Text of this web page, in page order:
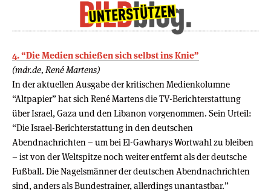
4. “Die Medien schießen sich selbst ins Knie”
(mdr.de, René Martens)
In der aktuellen Ausgabe der kritischen Medienkolumne
“Altpapier” hat sich René Martens die TV-Berichterstattung
über Israel, Gaza und den Libanon vorgenommen. Sein Urteil:
“Die Israel-Berichterstattung in den deutschen
Abendnachrichten – um bei El-Gawharys Wortwahl zu bleiben
– ist von der Weltspitze noch weiter entfernt als der deutsche
Fußball. Die Nagelsmänner der deutschen Abendnachrichten
sind, anders als Bundestrainer, allerdings unantastbar.”